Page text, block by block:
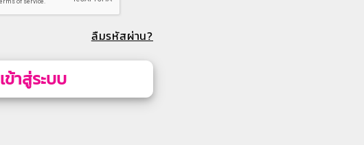
ลืมรหัสผ่าน?
เข้าสู่ระบบ